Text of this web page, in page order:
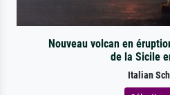
Nouveau volcan en
de la Sicile
Italian